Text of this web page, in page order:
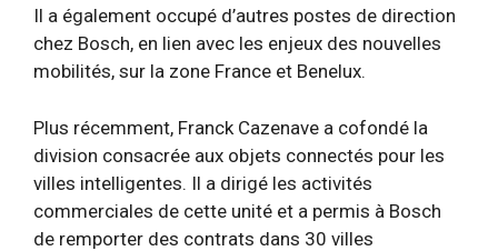
Il a également occupé d’autres postes de direction
chez Bosch, en lien avec les enjeux des nouvelles
mobilités, sur la zone France et Benelux.
Plus récemment, Franck Cazenave a cofondé la
division consacrée aux objets connectés pour les
villes intelligentes. Il a dirigé les activités
commerciales de cette unité et a permis à Bosch
de remporter des contrats dans 30 villes